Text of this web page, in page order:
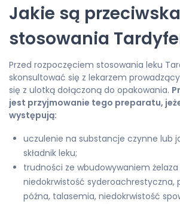
Jakie są
stosowania
Przed rozpoczęciem stosowania leku
skonsultować się z lekarzem
się z ulotką dołączoną do opakowania.
jest przyjmowanie tego preparatu,
występują:
uczulenie na substancje czynne lub
składnik leku;
trudności ze wbudowywaniem
niedokrwistość syderoachrestyczna,
późna, talasemia, niedokrwistość